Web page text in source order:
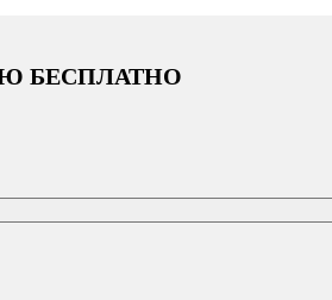
БЕСПЛАТНО